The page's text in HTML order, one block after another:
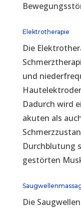
Elektrotherapie
Die
und
Dadurch wird
akuten als
Durchblutung
gestörten
Die